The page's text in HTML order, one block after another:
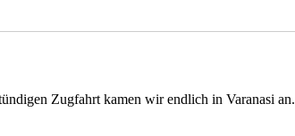
Zugfahrt kamen wir endlich in Varanasi